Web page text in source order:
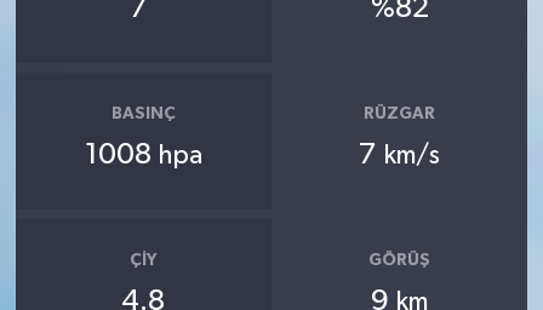
7 %82
BASINÇ
1008 hpa
RÜZGAR
7 km/s
ÇIY
4.8
GÖRÜŞ
9 km